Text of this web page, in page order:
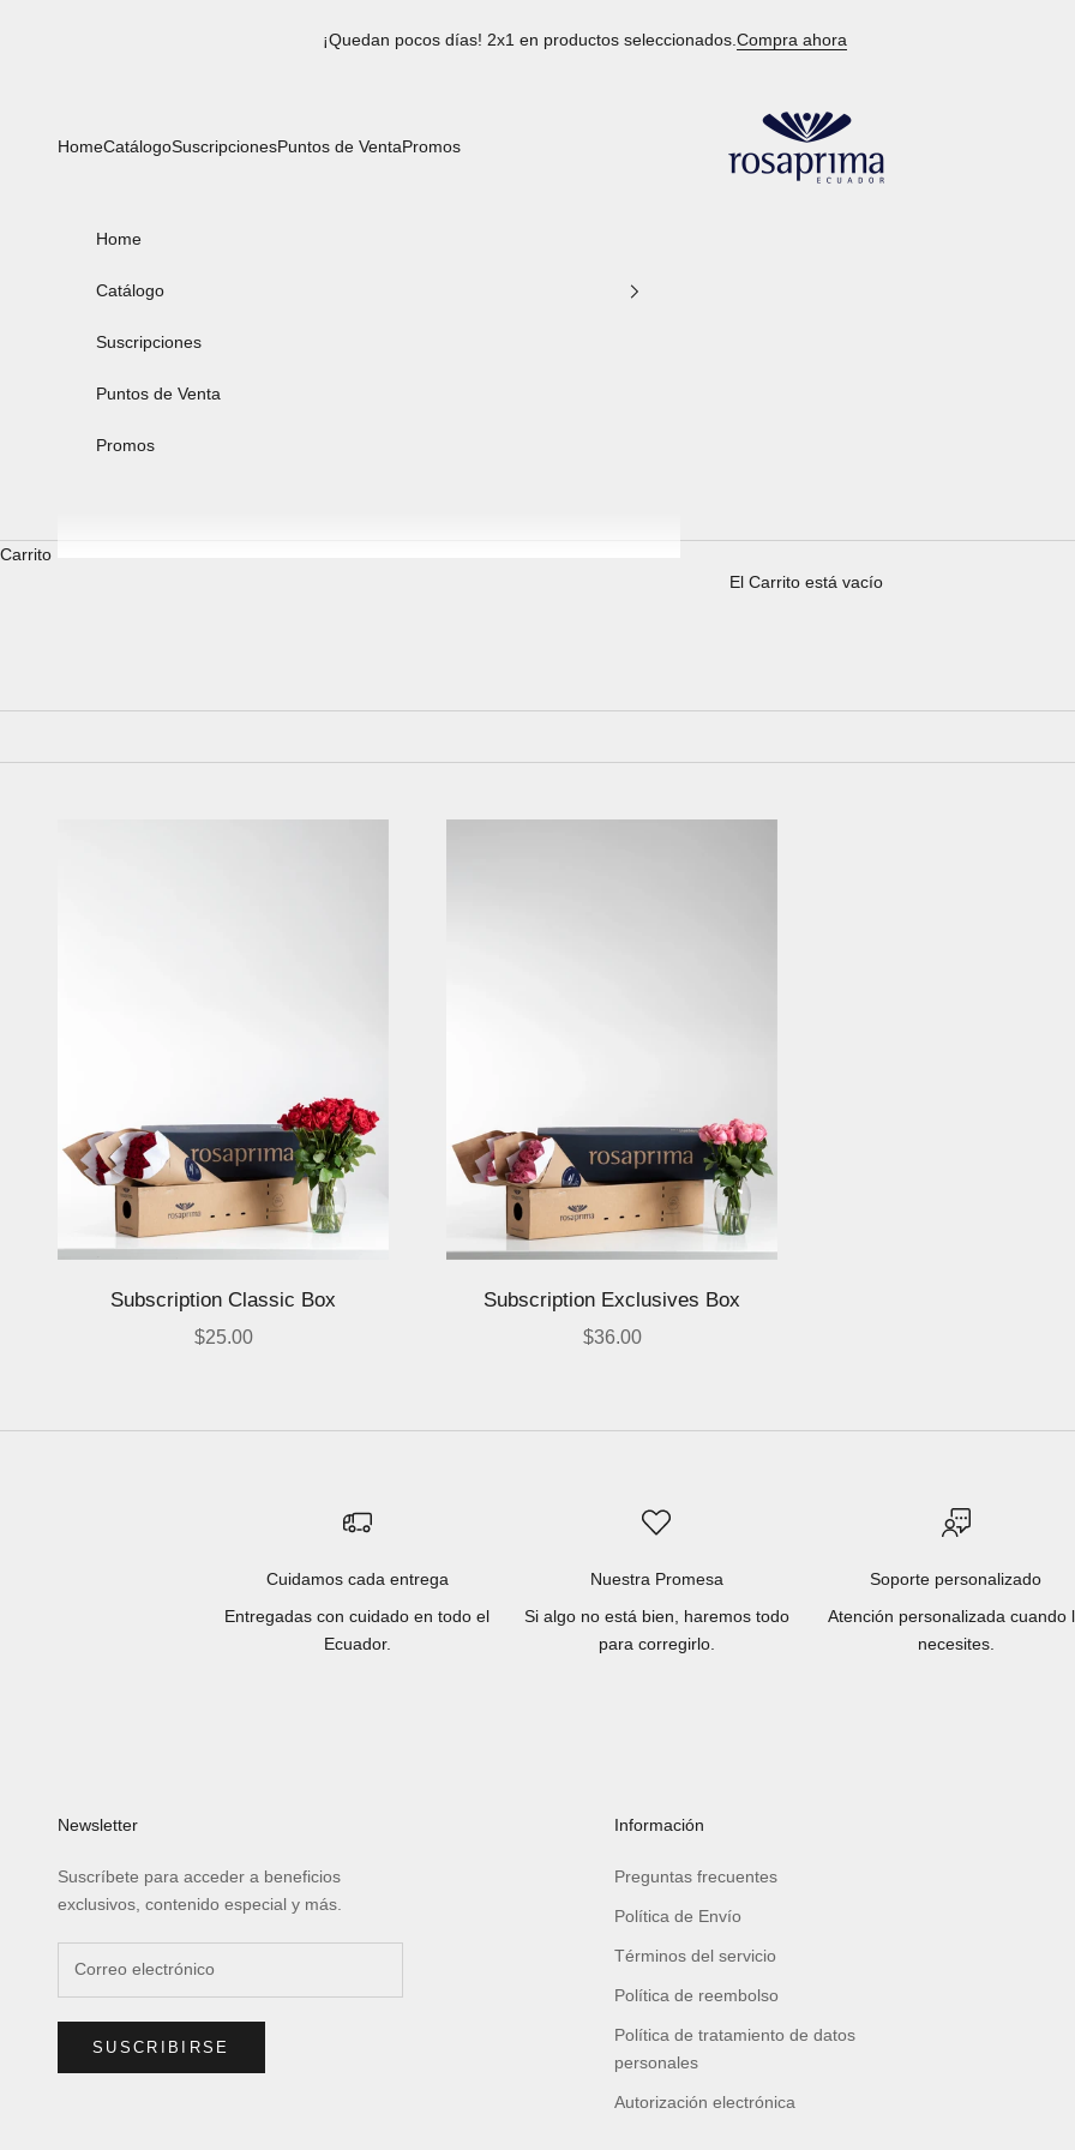
¡Quedan pocos días! 2x1 en productos seleccionados. Compra ahora
Rosaprima Ecuador
HomeCatálogoSuscripcionesPuntos de VentaPromos
Home
Catálogo
Suscripciones
Puntos de Venta
Promos
Carrito
El Carrito está vacío
Suscripciones
Subscription Classic Box
Precio de oferta
$25.00
Subscription Exclusives Box
Precio de oferta
$36.00
Cuidamos cada entrega
Entregadas con cuidado en todo el
Ecuador.
Nuestra Promesa
Si algo no está bien, haremos todo
para corregirlo.
Soporte personalizado
Atención personalizada cuando
necesites.
Newsletter
Suscríbete para acceder a beneficios
exclusivos, contenido especial y más.
SUSCRIBIRSE
Información
Preguntas frecuentes
Política de Envío
Términos del servicio
Política de reembolso
Política de tratamiento de datos
personales
Autorización electrónica